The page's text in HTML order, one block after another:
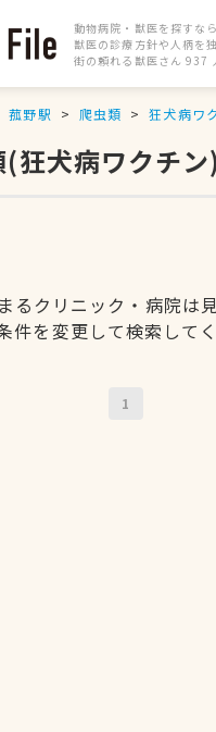
動物病院・獣医を探すな
獣医の診療方針や人柄を
街の頼れる獣医さん
菰野駅 爬虫類 狂犬病ワ
狂犬病ワクチ
るクリニック・病院は
件を変更して検索してく
1